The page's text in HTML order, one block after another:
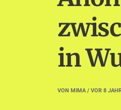
in
VON MIMA/ VOR 8